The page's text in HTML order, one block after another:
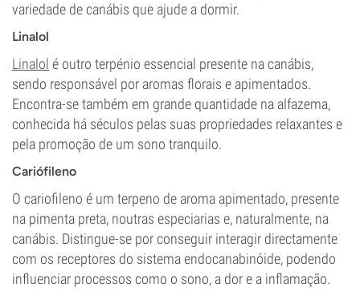
variedade de canábis que ajude a dormir.
Linalol
Linalol é outro terpénio essencial presente na canábis,
sendo responsável por aromas florais e apimentados.
Encontra-se também em grande quantidade na alfazema,
conhecida há séculos pelas suas propriedades relaxantes e
pela promoção de um sono tranquilo.
Cariófileno
O cariofileno é um terpeno de aroma apimentado, presente
na pimenta preta, noutras especiarias e, naturalmente, na
canábis. Distingue-se por conseguir interagir directamente
com os receptores do sistema endocanabinóide, podendo
influenciar processos como o sono, a dor e a inflamação.